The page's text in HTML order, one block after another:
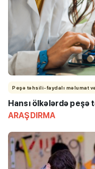
Peşə təhsili-faydalı məlumat
Hansı ölkələrdə
ARAŞDIRMA